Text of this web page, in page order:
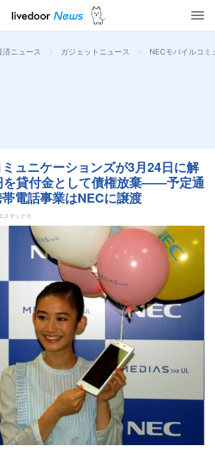
済ニュース > ガジェットニュース > NECモバイルコ
ュニケーションズが3月24日に解
を貸付金として債権放棄――予定通
電話事業はNECに譲渡
スマックス